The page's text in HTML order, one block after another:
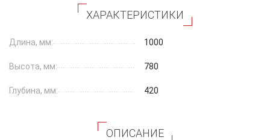
ХАРАКТЕРИСТИКИ
Длина, мм: 1000
Высота, мм: 780
Глубина, мм: 420
ОПИСАНИЕ